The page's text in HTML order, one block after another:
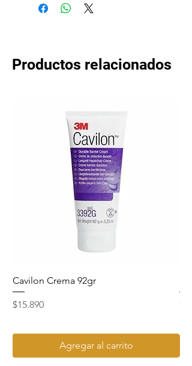
Productos relacionados
Cavilon Crema 92gr
Precio
$15.890
Agregar al carrito